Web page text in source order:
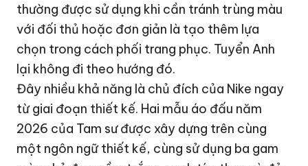
thường được sử dụng khi cần tránh trùng màu
với đối thủ hoặc đơn giản là tạo thêm lựa
chọn trong cách phối trang phục. Tuyển Anh
lại không đi theo hướng đó.
Đây nhiều khả năng là chủ đích của Nike ngay
từ giai đoạn thiết kế. Hai mẫu áo đấu năm
2026 của Tam sư được xây dựng trên cùng
một ngôn ngữ thiết kế, cùng sử dụng ba gam